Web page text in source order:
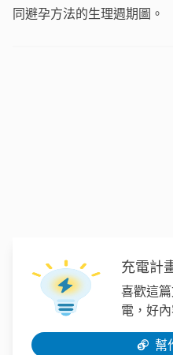
同避孕方法的生理週期圖。
充電計
喜歡這
電，好
幫